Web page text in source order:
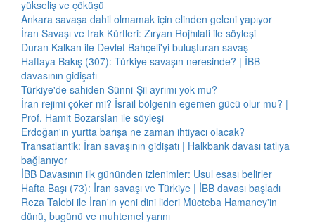
yükseliş ve çöküşü
Ankara savaşa dahil olmamak için elinden geleni yapıyor
İran Savaşı ve Irak Kürtleri: Zıryan Rojhılati ile söyleşi
Duran Kalkan ile Devlet Bahçeli'yi buluşturan savaş
Haftaya Bakış (307): Türkiye savaşın neresinde? | İBB
davasının gidişatı
Türkiye'de sahiden Sünni-Şii ayrımı yok mu?
İran rejimi çöker mi? İsrail bölgenin egemen gücü olur mu? |
Prof. Hamit Bozarslan ile söyleşi
Erdoğan'ın yurtta barışa ne zaman ihtiyacı olacak?
Transatlantik: İran savaşının gidişatı | Halkbank davası tatlıya
bağlanıyor
İBB Davasının ilk gününden izlenimler: Usul esası belirler
Hafta Başı (73): İran savaşı ve Türkiye | İBB davası başladı
Reza Talebi ile İran'ın yeni dini lideri Mücteba Hamaney'in
dünü, bugünü ve muhtemel yarını